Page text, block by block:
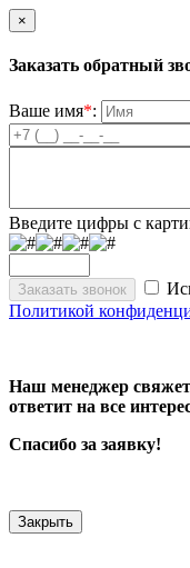
×
Заказать обратный
Ваше имя*:
Введите цифры с
Политикой
Наш менеджер
ответит на все
Спасибо за заявку!
Закрыть